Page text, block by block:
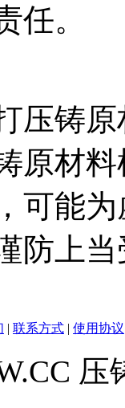
任。
压铸
原材
可能
防上
| 联系方式 | 使用协议
压